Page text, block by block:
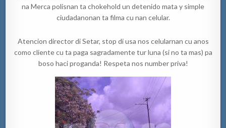
na Merca polisnan ta chokehold un detenido mata y simple
ciudadanonan ta filma cu nan celular.
Atencion director di Setar, stop di usa nos celularnan cu anos
como cliente cu ta paga sagradamente tur luna (si no ta mas) pa
boso haci proganda! Respeta nos number priva!